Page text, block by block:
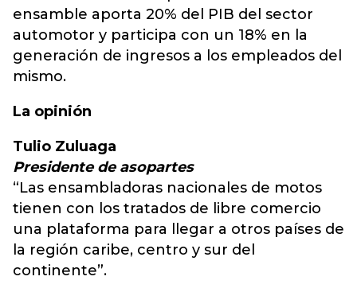
ensamble aporta 20% del PIB del sector
automotor y participa con un 18% en la
generación de ingresos a los empleados del
mismo.
La opinión
Tulio Zuluaga
Presidente de asopartes
“Las ensambladoras nacionales de motos
tienen con los tratados de libre comercio
una plataforma para llegar a otros países de
la región caribe, centro y sur del
continente”.